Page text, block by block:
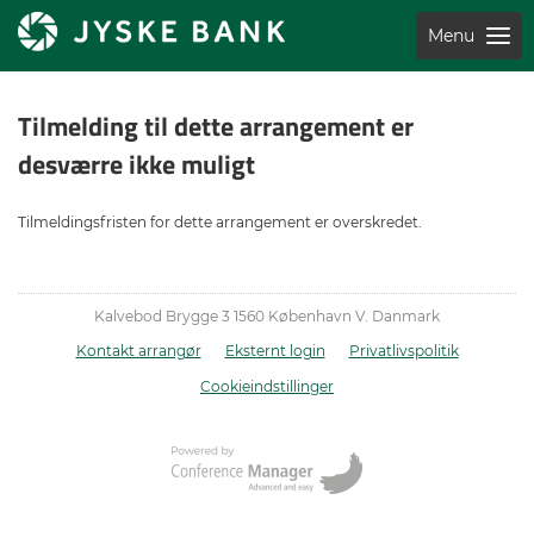
Menu
Tilmelding til dette arrangement er
desværre ikke muligt
Tilmeldingsfristen for dette arrangement er overskredet.
Kalvebod Brygge 3 1560 København V. Danmark
Kontakt arrangør
Eksternt login
Privatlivspolitik
Cookieindstillinger